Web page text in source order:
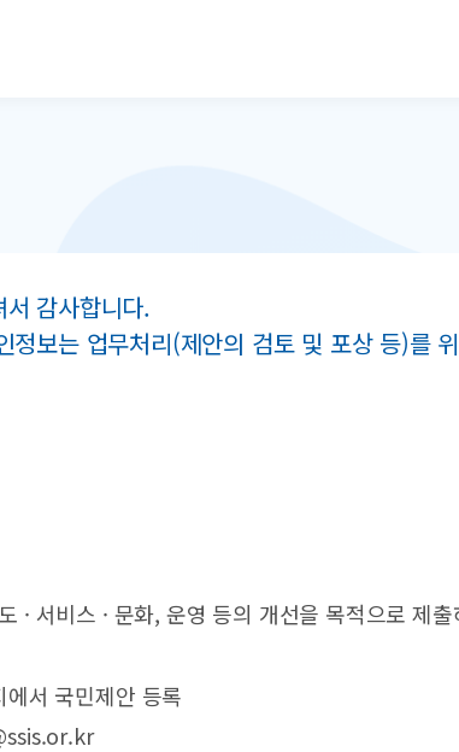
감사합니다.
정보는 업무처리(제안의 검토 및 포상 등)를
· 서비스 · 문화, 운영 등의 개선을 목적으로 제
에서 국민제안 등록